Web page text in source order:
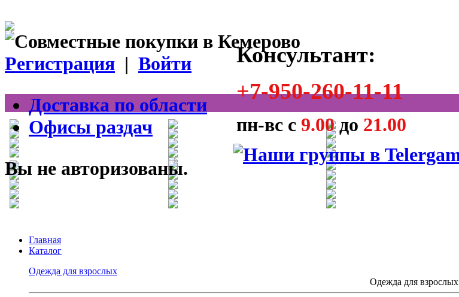
Консультант:
+7-950-260-11-11
пн-вс с 9.00до 21.00
Регистрация | Войти
Доставка по области
Офисы раздач
Вы не авторизованы.
Главная
Каталог
Одежда для взрослых
Одежда для взрослых